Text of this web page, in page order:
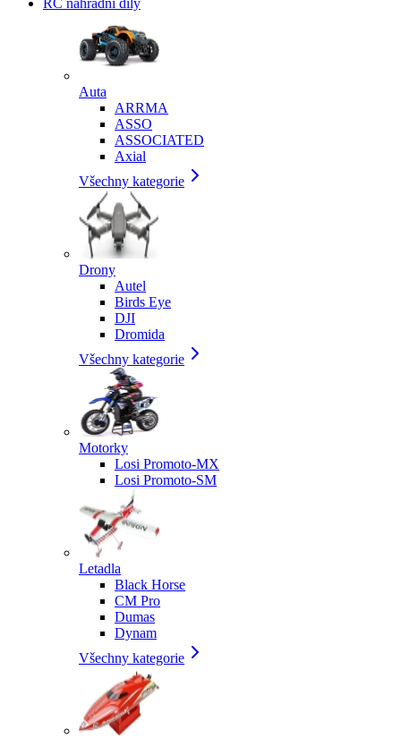
RC náhradní díly
Auta
ARRMA
ASSO
ASSOCIATED
Axial
Všechny kategorie
Drony
Autel
Birds Eye
DJI
Dromida
Všechny kategorie
Motorky
Losi Promoto-MX
Losi Promoto-SM
Letadla
Black Horse
CM Pro
Dumas
Dynam
Všechny kategorie